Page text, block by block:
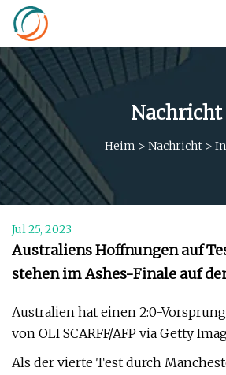
Nachricht
Heim > Nachricht >
Jul 25, 2023
Australiens Hoffnungen auf
stehen im Ashes-Finale auf
Australien hat einen 2:0-
von OLI SCARFF/AFP via Getty
Als der vierte Test durch